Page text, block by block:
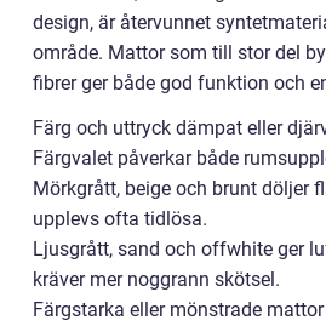
design, är återvunnet
område. Mattor som till stor del
fibrer ger både god funktion och
Färg och uttryck dämpat eller
Färgvalet påverkar både
Mörkgrått, beige och brunt döljer
upplevs ofta tidlösa.
Ljusgrått, sand och offwhite ger
kräver mer noggrann skötsel.
Färgstarka eller mönstrade